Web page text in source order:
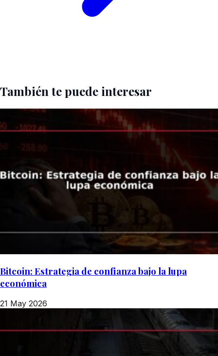
También te puede interesar
Bitcoin: Estrategia de confianza bajo la lupa
económica
21 May 2026